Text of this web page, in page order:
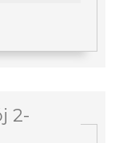
2-